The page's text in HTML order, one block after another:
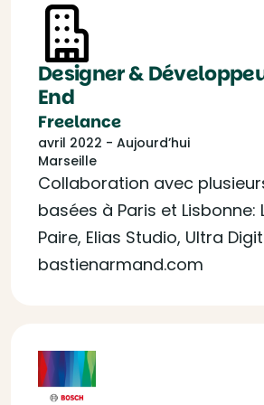
Designer &
End
Freelance
avril 2022 - Aujourd’hui
Marseille
Collaboration avec
basées à Paris et Lisbonne:
Paire, Elias Studio, Ultra
bastienarmand.com